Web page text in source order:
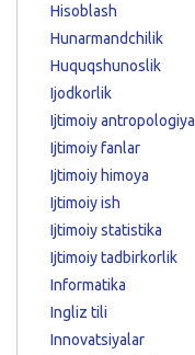
Hisoblash
Hunarmandchilik
Huquqshunoslik
Ijodkorlik
Ijtimoiy antropologiya
Ijtimoiy fanlar
Ijtimoiy himoya
Ijtimoiy ish
Ijtimoiy statistika
Ijtimoiy tadbirkorlik
Informatika
Ingliz tili
Innovatsiyalar